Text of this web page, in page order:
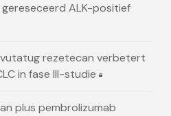
ALK-positief
rezetecan verbetert
in fase III-studie
plus pembrolizumab